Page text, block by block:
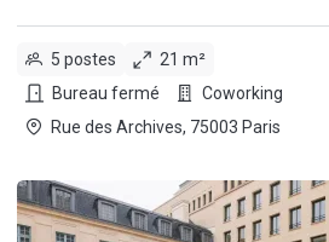
5 postes
21 m²
Bureau fermé
Coworking
Rue des Archives, 75003 Paris